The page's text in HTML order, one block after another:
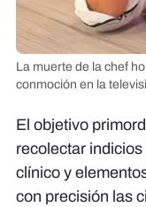
La muerte de la chef
conmoción en la
El objetivo
recolectar
clínico y
con precisión las